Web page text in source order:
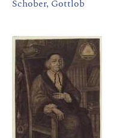
Schober, Gottlob